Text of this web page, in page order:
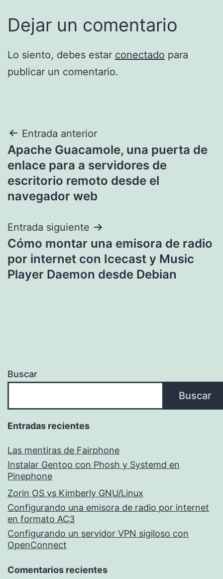
Dejar un comentario
Lo siento, debes estar conectado para
publicar un comentario.
Navegación
de
entradas
Entrada anterior
Apache Guacamole, una puerta de
enlace para a servidores de
escritorio remoto desde el
navegador web
Entrada siguiente
Cómo montar una emisora de radio
por internet con Icecast y Music
Player Daemon desde Debian
Buscar
Buscar
Entradas recientes
Las mentiras de Fairphone
Instalar Gentoo con Phosh y Systemd en
Pinephone
Zorin OS vs Kimberly GNU/Linux
Configurando una emisora de radio por internet
en formato AC3
Configurando un servidor VPN sigiloso con
OpenConnect
Comentarios recientes